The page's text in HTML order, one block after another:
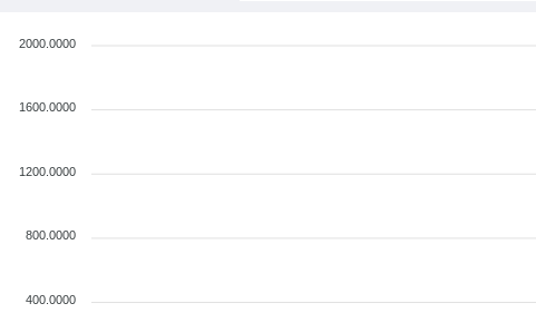
2000.0000
1600.0000
1200.0000
800.0000
400.0000